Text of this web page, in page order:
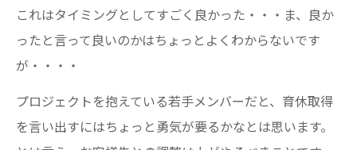
これはタイミングとしてすごく良かった・・・ま、良か
ったと言って良いのかはちょっとよくわからないです
が・・・・
プロジェクトを抱えている若手メンバーだと、育休取得
を言い出すにはちょっと勇気が要るかなとは思います。